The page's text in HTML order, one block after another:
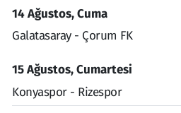
14 Ağustos, Cuma
Galatasaray - Çorum FK
15 Ağustos, Cumartesi
Konyaspor - Rizespor